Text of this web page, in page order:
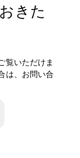
きた
覧いただけま
は、お問い合